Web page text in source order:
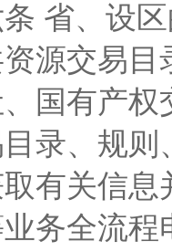
、设区
源交易
国有产
录、规
有关信
务全流程